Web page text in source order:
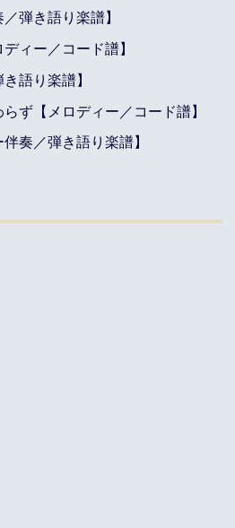
弾き語り楽譜】
ィー／コード譜】
語り楽譜】
ず【メロディー／コード譜】
奏／弾き語り楽譜】